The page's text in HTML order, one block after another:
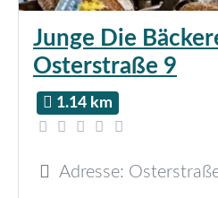
Junge Die
Osterstraße 9
1.14 km
Adresse: